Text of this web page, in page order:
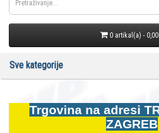
0 artikal(a) -
Sve kategorije
Trgovina na adresi
ZAGREB